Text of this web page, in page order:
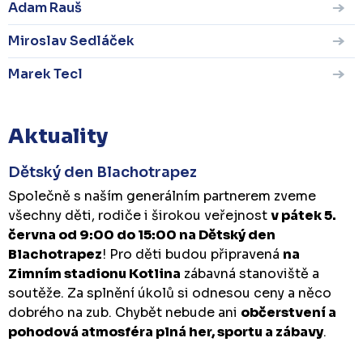
Adam Rauš
Miroslav Sedláček
Marek Tecl
Aktuality
Dětský den Blachotrapez
Společně s naším generálním partnerem zveme
všechny děti, rodiče i širokou veřejnostv pátek 5.
června od 9:00 do 15:00 na Dětský den
Blachotrapez! Pro děti budou připravená na
Zimním stadionu Kotlina zábavná stanoviště a
soutěže. Za splnění úkolů si odnesou ceny a něco
dobrého na zub. Chybět nebude ani občerstvení a
pohodová atmosféra plná her, sportu a zábavy.